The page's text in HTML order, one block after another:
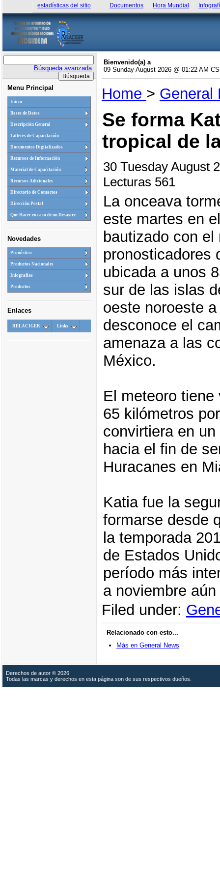
estadísticas del sitio Documentos Hora Mundial
Búsqueda avanzada
Menu Principal
Inicio
Bases de Datos
Descripción General
Talleres de Capacitación
Documentos Digitalizados
Recursos de Información
Material de Capacitación
Recursos Adicionales
Directorio de Contactos
Dirección Postal
Que Hacer en caso de un Desastre
Novedades
Pronóstico
Productos Nacionales
Infografias
Productos
Enlaces
RELACIGER Links
Bienvenido(a) a
09 Sunday August 2026 @ 01:22 AM
Home > General
Se forma
tropical de
30 Tuesday August
Lecturas 561
La onceava
este martes en
bautizado con el
pronosticadores
ubicada a unos
sur de las islas
oeste noroeste
desconoce el
amenaza a las
México.
El meteoro
65 kilómetros
convirtiera en
hacia el fin de
Huracanes en
Katia fue la
formarse desde
la temporada
de Estados
período más
a noviembre
Filed under:
Relacionado con esto...
Más en General News
Derechos de autor © 2026
Todas las marcas y derechos en esta página son de sus respectivos dueños.